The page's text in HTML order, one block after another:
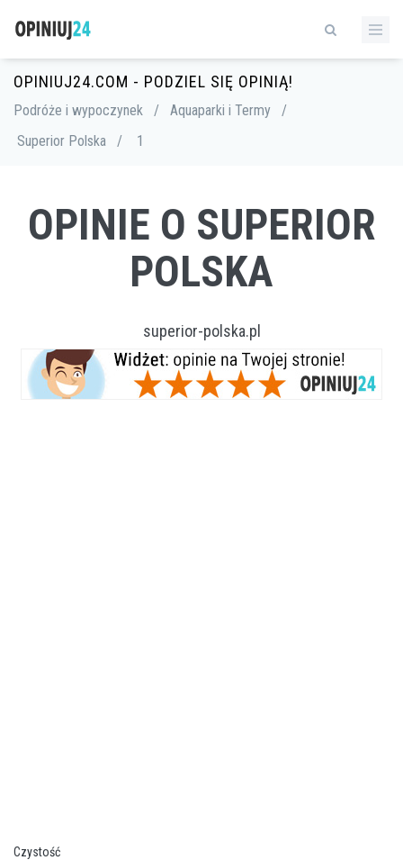
OPINIUJ24.COM - PODZIEL SIĘ OPINIĄ!
Podróże i wypoczynek / Aquaparki i Termy
/
Superior Polska
/ 1
OPINIE O SUPERIOR
POLSKA
superior-polska.pl
Czystość